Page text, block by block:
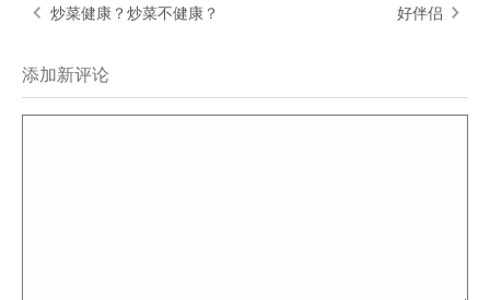
炒菜健康？炒菜不健康？
好伴侣
添加新评论